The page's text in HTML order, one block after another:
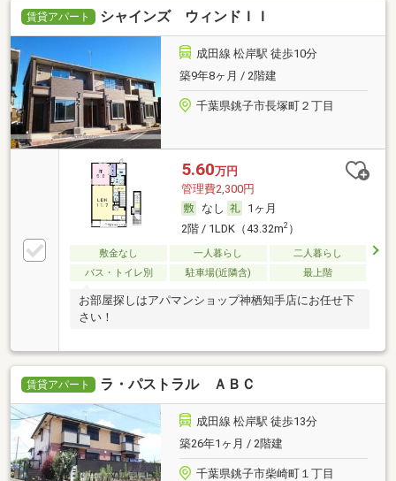
賃貸アパート シャインズ ウィンドＩＩ
成田線 松岸駅 徒歩10分
築9年8ヶ月 / 2階建
千葉県銚子市長塚町２丁目
5.60万円
管理費2,300円
なし
1ヶ月
2階 / 1LDK（43.32m2）
敷金なし 一人暮らし
二人暮らし
バス・トイレ別
駐車場(近隣含) 最上階
お部屋探しはアパマンショップ神栖知手店にお任せ下
さい！
賃貸アパート ラ・パストラル ＡＢＣ
成田線 松岸駅 徒歩13分
築26年1ヶ月 / 2階建
千葉県銚子市柴崎町１丁目